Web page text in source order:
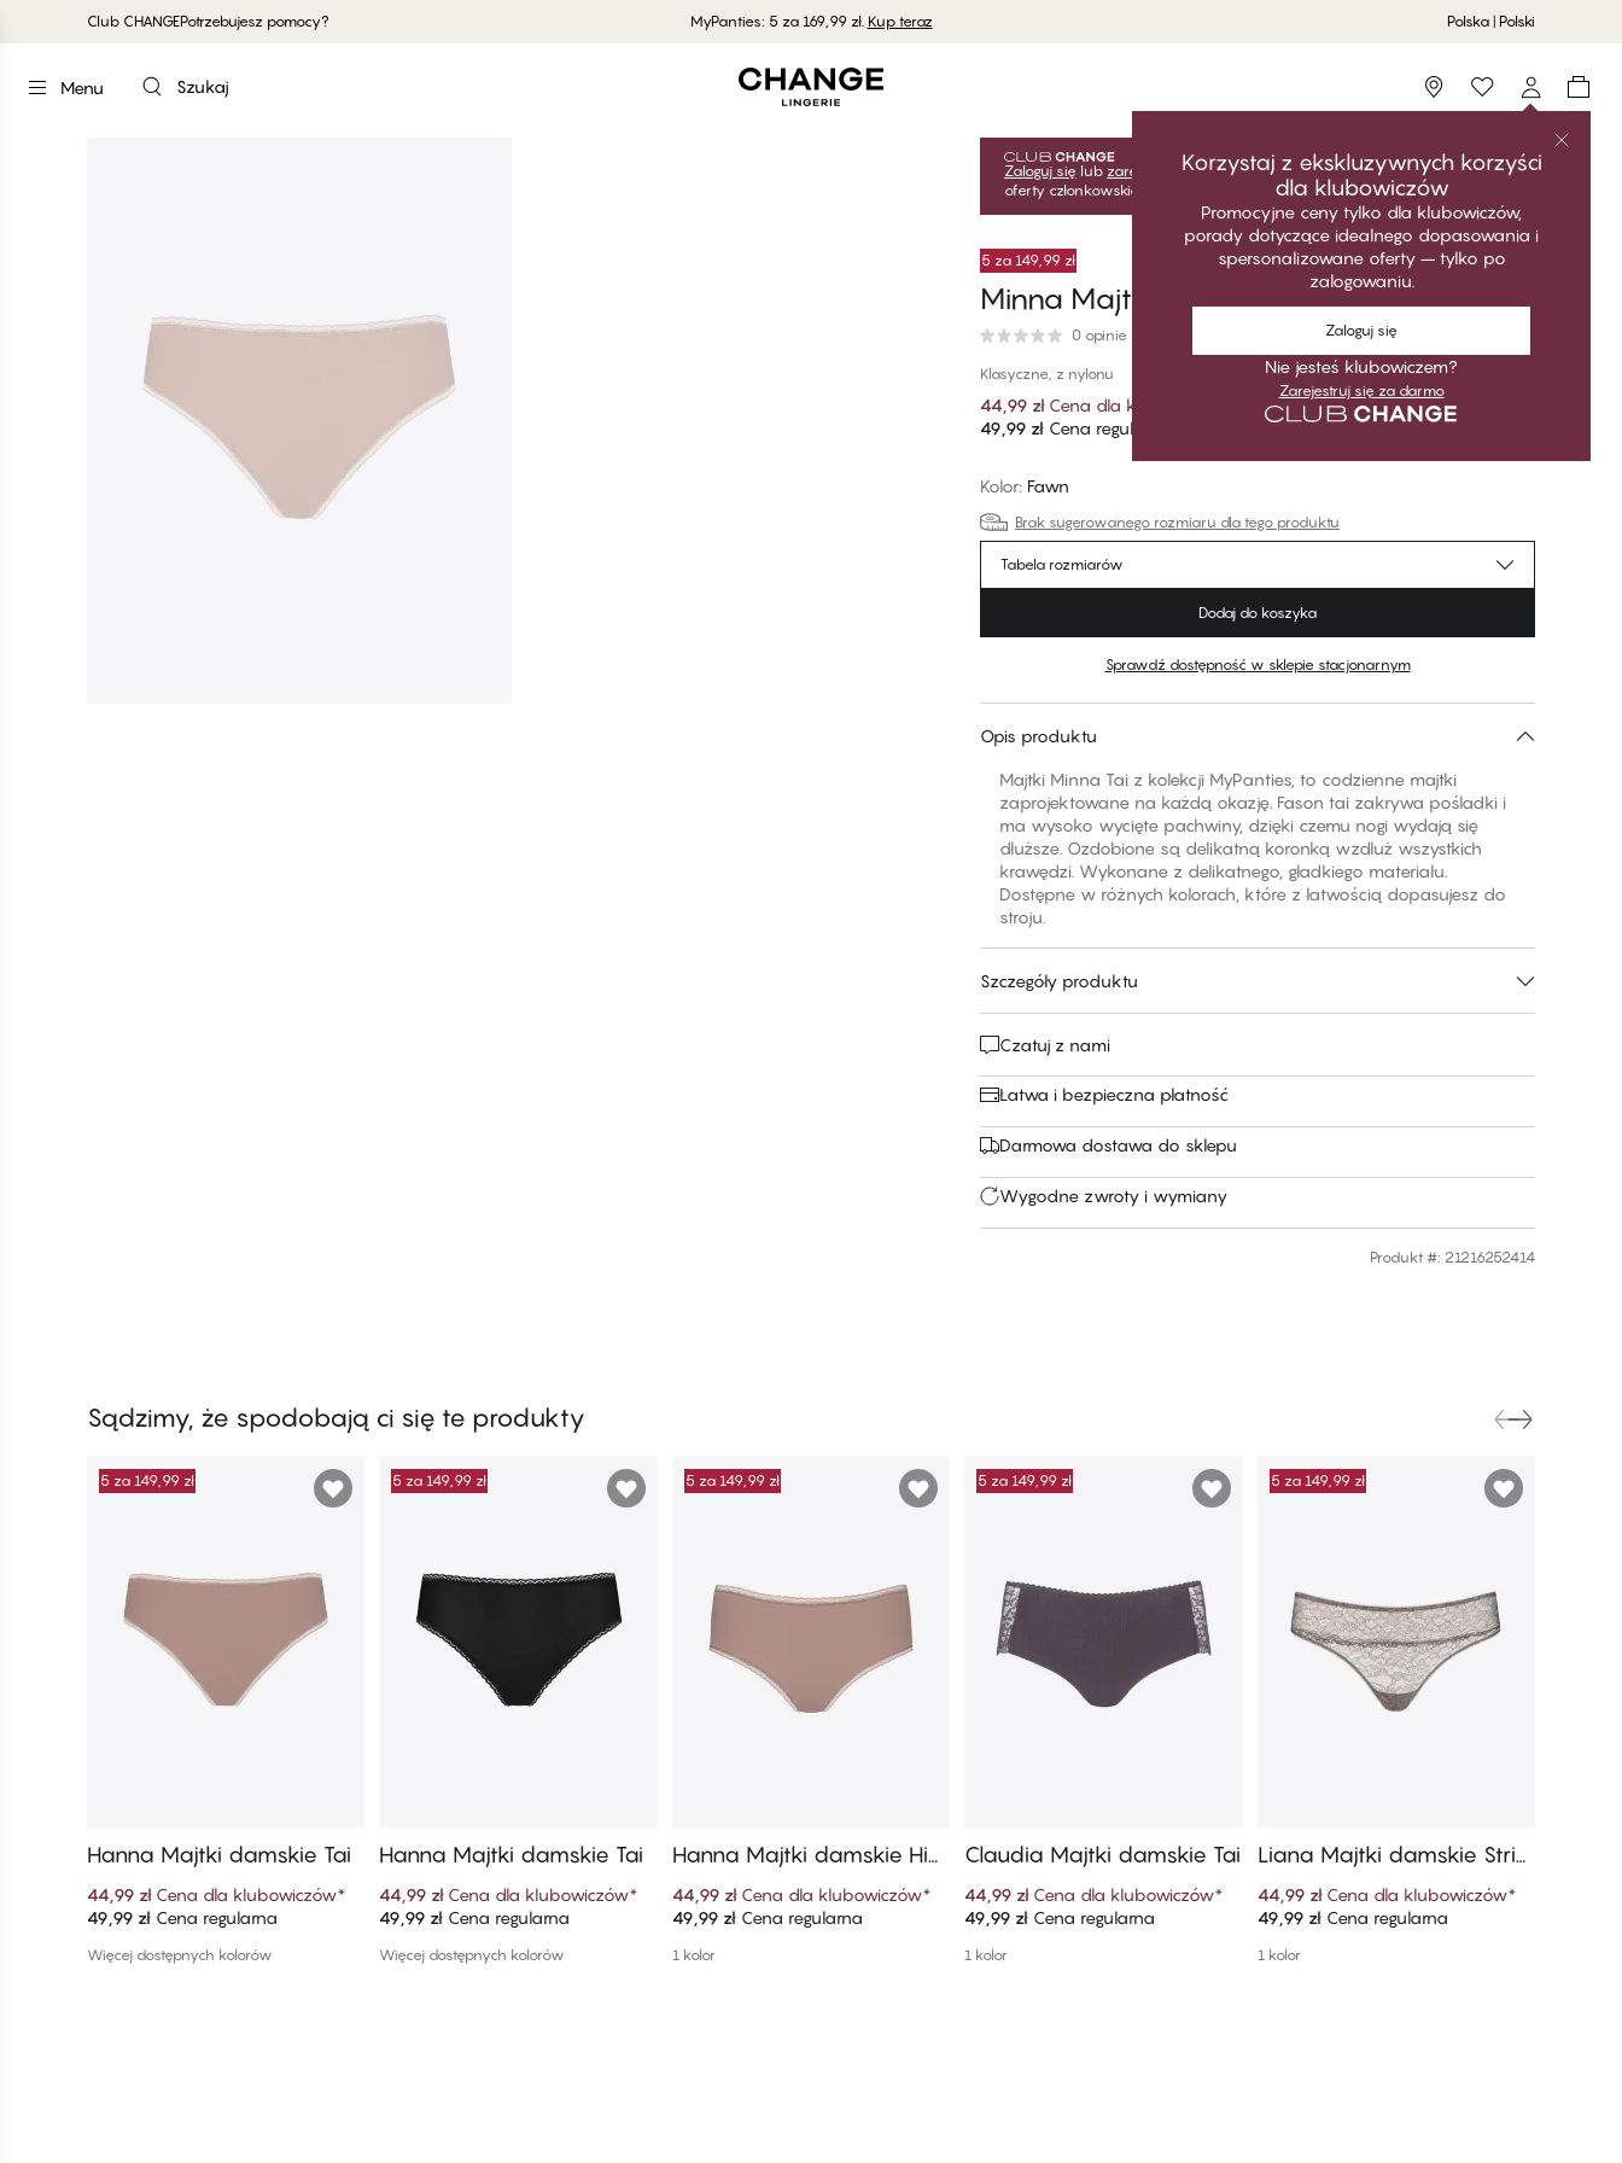
Club CHANGEPotrzebujesz pomocy? MyPanties: 5 za 169,99 zł. Kup teraz Polska | Polski
Menu Szukaj Storefinder
Korzystaj z ekskluzywnych korzyści
dla klubowiczów
Promocyjne ceny tylko dla klubowiczów,
porady dotyczące idealnego dopasowania i
spersonalizowane oferty – tylko po
zalogowaniu.
Zaloguj się
Nie jesteś klubowiczem?
Zarejestruj się za darmo
Zaloguj się lub zarejestruj się za darmo, aby odblokować ekskluzywne
oferty członkowskie! Ceny klubowe są aktywne tylko po zalogowaniu.
5 za 149,99 zł
Minna Majtki damskie Tai
0 opinie
Klasyczne, z nylonu
44,99 zł Cena dla klubowiczów
49,99 zł Cena regularna
Kolor: Fawn
Brak sugerowanego rozmiaru dla tego produktu
Tabela rozmiarów
Dodaj do koszyka
Sprawdź dostępność w sklepie stacjonarnym
Opis produktu
Majtki Minna Tai z kolekcji MyPanties, to codzienne majtki
zaprojektowane na każdą okazję. Fason tai zakrywa pośladki i
ma wysoko wycięte pachwiny, dzięki czemu nogi wydają się
dłuższe. Ozdobione są delikatną koronką wzdłuż wszystkich
krawędzi. Wykonane z delikatnego, gładkiego materiału.
Dostępne w różnych kolorach, które z łatwością dopasujesz do
stroju.
Szczegóły produktu
Czatuj z nami
Łatwa i bezpieczna płatność
Darmowa dostawa do sklepu
Wygodne zwroty i wymiany
Produkt #: 21216252414
Sądzimy, że spodobają ci się te produkty
Dodaj do koszyka
5 za 149,99 zł
Hanna Majtki damskie Tai
44,99 zł Cena dla klubowiczów*
49,99 zł Cena regularna
Więcej dostępnych kolorów
Dodaj do koszyka
5 za 149,99 zł
Hanna Majtki damskie Tai
44,99 zł Cena dla klubowiczów*
49,99 zł Cena regularna
Więcej dostępnych kolorów
Dodaj do koszyka
5 za 149,99 zł
Hanna Majtki damskie Hip
44,99 zł Cena dla klubowiczów*
49,99 złCena regularna
1 kolor
Dodaj do koszyka
5 za 149,99 zł
Claudia Majtki damskie Tai
44,99 zł Cena dla klubowiczów*
49,99 zł Cena regularna
1 kolor
Dodaj do koszyka
5 za 149,99 zł
Liana Majtki damskie Strin
44,99 zł Cena dla klubowiczów*
49,99 złCena regularna
1 kolor